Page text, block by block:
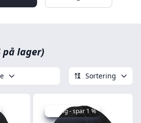
på lager)
Sortering
Udsalg - spar 1 %